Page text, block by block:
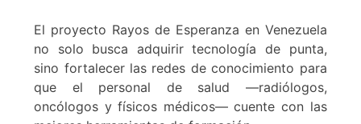
El proyecto Rayos de Esperanza en Venezuela
no solo busca adquirir tecnología de punta,
sino fortalecer las redes de conocimiento para
que el personal de salud —radiólogos,
oncólogos y físicos médicos— cuente con las